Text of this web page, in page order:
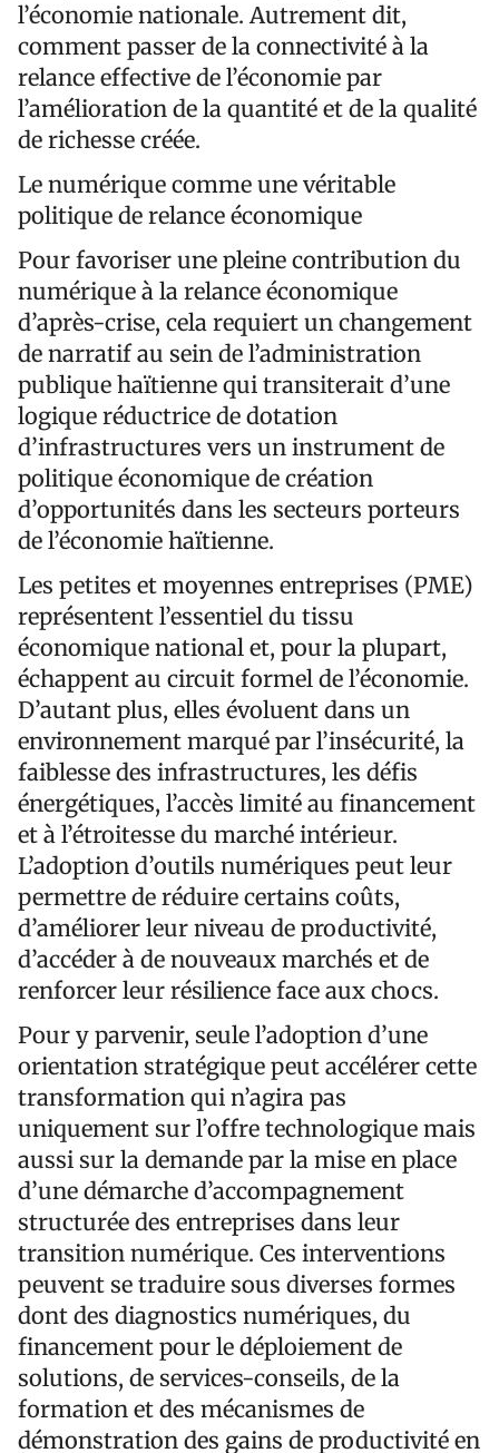
l’économie nationale. Autrement dit,
comment passer de la connectivité à la
relance effective de l’économie par
l’amélioration de la quantité et de la qualité
de richesse créée.
Le numérique comme une véritable
politique de relance économique
Pour favoriser une pleine contribution du
numérique à la relance économique
d’après-crise, cela requiert un changement
de narratif au sein de l’administration
publique haïtienne qui transiterait d’une
logique réductrice de dotation
d’infrastructures vers un instrument de
politique économique de création
d’opportunités dans les secteurs porteurs
de l’économie haïtienne.
Les petites et moyennes entreprises (PME)
représentent l’essentiel du tissu
économique national et, pour la plupart,
échappent au circuit formel de l’économie.
D’autant plus, elles évoluent dans un
environnement marqué par l’insécurité, la
faiblesse des infrastructures, les défis
énergétiques, l’accès limité au financement
et à l’étroitesse du marché intérieur.
L’adoption d’outils numériques peut leur
permettre de réduire certains coûts,
d’améliorer leur niveau de productivité,
d’accéder à de nouveaux marchés et de
renforcer leur résilience face aux chocs.
Pour y parvenir, seule l’adoption d’une
orientation stratégique peut accélérer cette
transformation qui n’agira pas
uniquement sur l’offre technologique mais
aussi sur la demande par la mise en place
d’une démarche d’accompagnement
structurée des entreprises dans leur
transition numérique. Ces interventions
peuvent se traduire sous diverses formes
dont des diagnostics numériques, du
financement pour le déploiement de
solutions, de services-conseils, de la
formation et des mécanismes de
démonstration des gains de productivité en